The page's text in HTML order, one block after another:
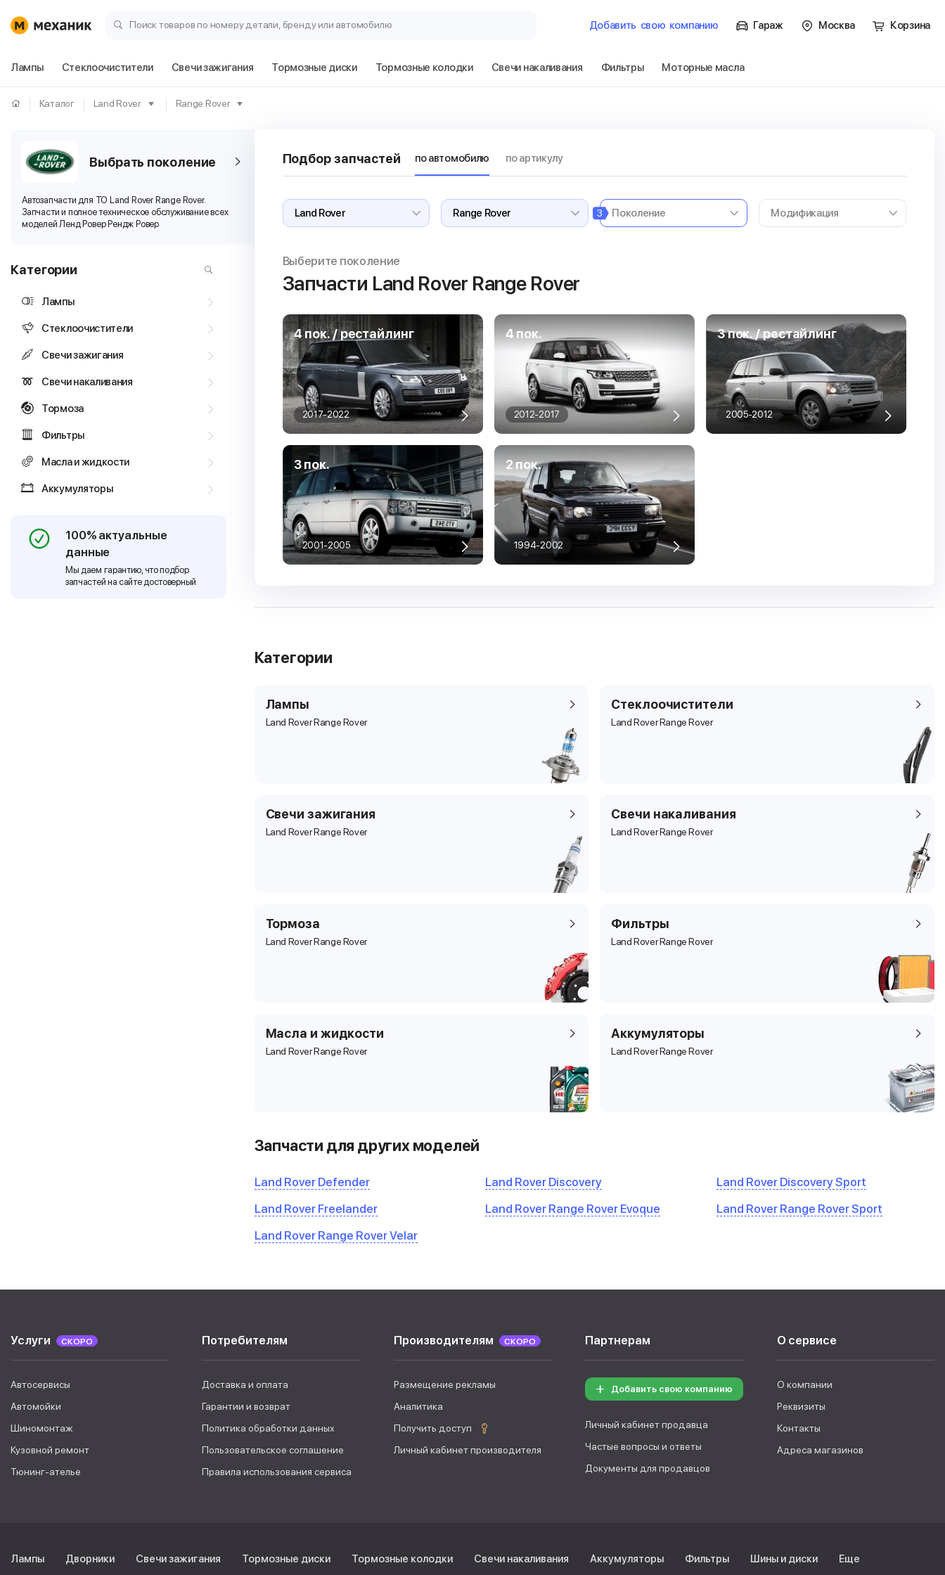
Поиск товаров по номеру детали, бренду или автомобилю Добавить свою компанию Гараж Москва Корзина
Лампы Стеклоочистители Свечи зажигания Тормозные диски Тормозные колодки Свечи накаливания Фильтры Моторные масла
Каталог Land Rover Range Rover
Выбрать поколение
Автозапчасти для ТО Land Rover Range Rover.
Запчасти и полное техническое обслуживание всех
моделей Ленд Ровер Рендж Ровер
Категории
Лампы
Стеклоочистители
Свечи зажигания
Свечи накаливания
Тормоза
Фильтры
Масла и жидкости
Аккумуляторы
100% актуальные
данные
Мы даем гарантию, что подбор
запчастей на сайте достоверный
Подбор запчастей по автомобилю по артикулу
3
Выберите поколение
Запчасти Land Rover Range Rover
4 пок. / рестайлинг
2017-2022
4 пок.
2012-2017
3 пок. / рестайлинг
2005-2012
3 пок.
2001-2005
2 пок.
1994-2002
Категории
Лампы
Land Rover Range Rover
Стеклоочистители
Land Rover Range Rover
Свечи зажигания
Land Rover Range Rover
Свечи накаливания
Land Rover Range Rover
Тормоза
Land Rover Range Rover
Фильтры
Land Rover Range Rover
Масла и жидкости
Land Rover Range Rover
Аккумуляторы
Land Rover Range Rover
Запчасти для других моделей
Land Rover Defender Land Rover Discovery
Land Rover Discovery Sport
Land Rover Freelander
Land Rover Range Rover Evoque
Land Rover Range Rover Sport
Land Rover Range Rover Velar
Услуги СКОРО
Автосервисы
Автомойки
Шиномонтаж
Кузовной ремонт
Тюнинг-ателье
Потребителям
Доставка и оплата
Гарантии и возврат
Политика обработки данных
Пользовательское соглашение
Правила использования сервиса
Производителям СКОРО
Размещение рекламы
Аналитика
Получить доступ
Личный кабинет производителя
Партнерам
Добавить свою компанию
Личный кабинет продавца
Частые вопросы и ответы
Документы для продавцов
О сервисе
О компании
Реквизиты
Контакты
Адреса магазинов
Лампы Дворники Свечи зажигания Тормозные диски Тормозные колодки Свечи накаливания Аккумуляторы Фильтры Шины и диски Еще